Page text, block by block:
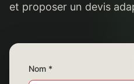
et proposer un devis
Nom *